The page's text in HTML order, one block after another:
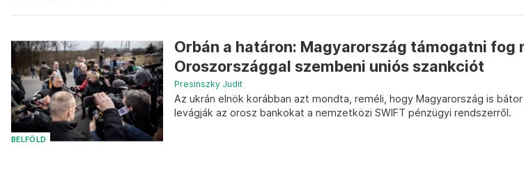
BELFÖLD
Orbán a határon: Magyarország támogatni fog
Oroszországgal szembeni uniós szankciót
Presinszky Judit
Az ukrán elnök korábban azt mondta, reméli, hogy Magyarország is
levágják az orosz bankokat a nemzetközi SWIFT pénzügyi rendszerről.